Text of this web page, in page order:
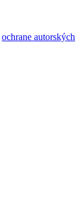
ochrane autorských